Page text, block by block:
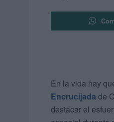
En la vida hay
Encrucijada de
destacar el